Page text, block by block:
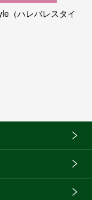
（ハレバレスタイ